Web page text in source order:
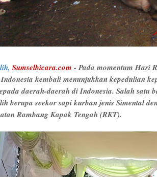
Sumselbicara.com - Pada momentum Hari
kembali menunjukkan kepedulian
daerah-daerah di Indonesia. Salah satu
berupa seekor sapi kurban jenis Simental
Rambang Kapak Tengah (RKT).